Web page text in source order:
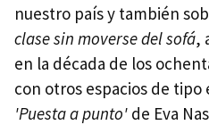
nuestro país y también
clase sin moverse del sofá,
en la década de los
con otros espacios de
'Puesta a punto' de Eva